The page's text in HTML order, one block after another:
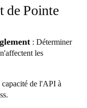
de Pointe
: Déterminer
les
de l'API à